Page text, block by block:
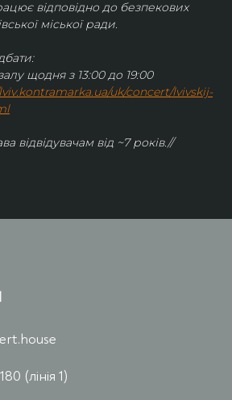
відповідно до безпекових
міської ради.
щодня з 13:00 до 19:00
uk/concert/lvivskij-
відвідувачам від ~7 років.//
(лінія 1)